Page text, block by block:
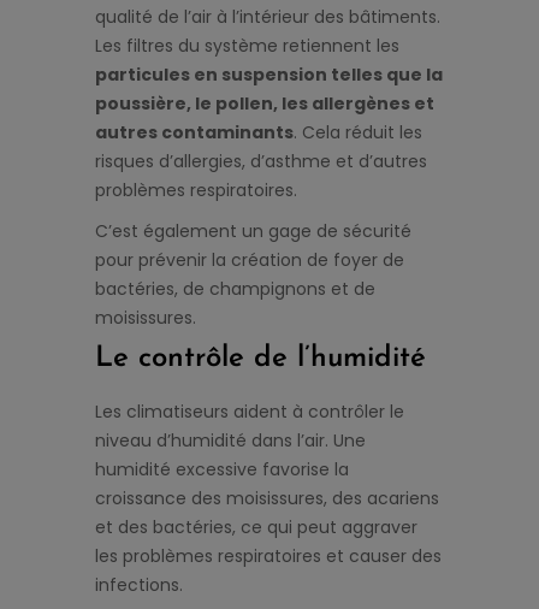
qualité de l’air à l’intérieur des bâtiments.
Les filtres du système retiennent les
particules en suspension telles que la
poussière, le pollen, les allergènes et
autres contaminants. Cela réduit les
risques d’allergies, d’asthme et d’autres
problèmes respiratoires.
C’est également un gage de sécurité
pour prévenir la création de foyer de
bactéries, de champignons et de
moisissures.
Le contrôle de l’humidité
Les climatiseurs aident à contrôler le
niveau d’humidité dans l’air. Une
humidité excessive favorise la
croissance des moisissures, des acariens
et des bactéries, ce qui peut aggraver
les problèmes respiratoires et causer des
infections.